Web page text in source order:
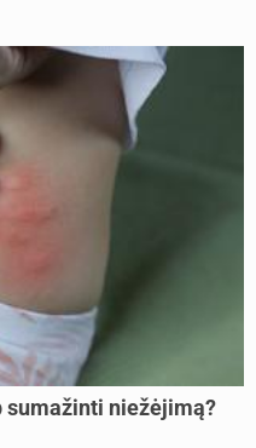
sumažinti niežėjimą?